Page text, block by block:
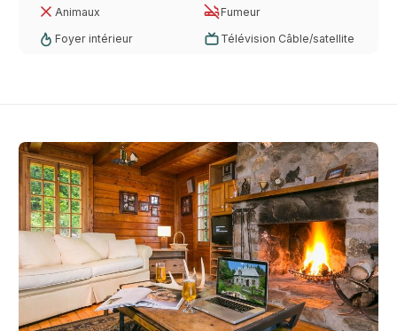
Animaux Fumeur
Foyer intérieur Télévision Câble/satellite